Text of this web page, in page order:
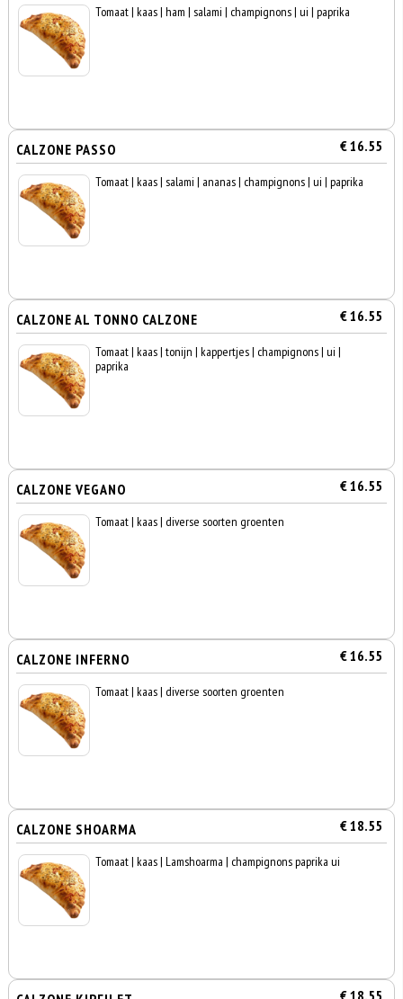
Tomaat | kaas | ham | salami | champignons | ui | paprika
CALZONE PASSO € 16.55
Tomaat | kaas | salami | ananas | champignons | ui | paprika
CALZONE AL TONNO CALZONE € 16.55
Tomaat | kaas | tonijn | kappertjes | champignons | ui |
paprika
CALZONE VEGANO € 16.55
Tomaat | kaas | diverse soorten groenten
CALZONE INFERNO € 16.55
Tomaat | kaas | diverse soorten groenten
CALZONE SHOARMA € 18.55
Tomaat | kaas | Lamshoarma | champignons paprika ui
€ 18.55